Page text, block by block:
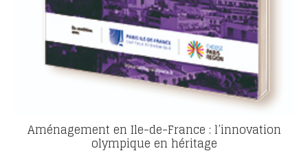
Aménagement en Ile-de-France : l’innovation
olympique en héritage